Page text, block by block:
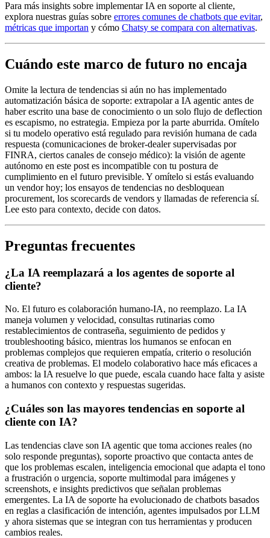
Para más insights sobre implementar IA en soporte al cliente,
explora nuestras guías sobre errores comunes de chatbots que evitar,
métricas que importan y cómo Chatsy se compara con alternativas.
Cuándo este marco de futuro no encaja
Omite la lectura de tendencias si aún no has implementado
automatización básica de soporte: extrapolar a IA agentic antes de
haber escrito una base de conocimiento o un solo flujo de deflection
es escapismo, no estrategia. Empieza por la parte aburrida. Omítelo
si tu modelo operativo está regulado para revisión humana de cada
respuesta (comunicaciones de broker-dealer supervisadas por
FINRA, ciertos canales de consejo médico): la visión de agente
autónomo en este post es incompatible con tu postura de
cumplimiento en el futuro previsible. Y omítelo si estás evaluando
un vendor hoy; los ensayos de tendencias no desbloquean
procurement, los scorecards de vendors y llamadas de referencia sí.
Lee esto para contexto, decide con datos.
Preguntas frecuentes
¿La IA reemplazará a los agentes de soporte al
cliente?
No. El futuro es colaboración humano-IA, no reemplazo. La IA
maneja volumen y velocidad, consultas rutinarias como
restablecimientos de contraseña, seguimiento de pedidos y
troubleshooting básico, mientras los humanos se enfocan en
problemas complejos que requieren empatía, criterio o resolución
creativa de problemas. El modelo colaborativo hace más eficaces a
ambos: la IA resuelve lo que puede, escala cuando hace falta y asiste
a humanos con contexto y respuestas sugeridas.
¿Cuáles son las mayores tendencias en soporte al
cliente con IA?
Las tendencias clave son IA agentic que toma acciones reales (no
solo responde preguntas), soporte proactivo que contacta antes de
que los problemas escalen, inteligencia emocional que adapta el tono
a frustración o urgencia, soporte multimodal para imágenes y
screenshots, e insights predictivos que señalan problemas
emergentes. La IA de soporte ha evolucionado de chatbots basados
en reglas a clasificación de intención, agentes impulsados por LLM
y ahora sistemas que se integran con tus herramientas y producen
cambios reales.